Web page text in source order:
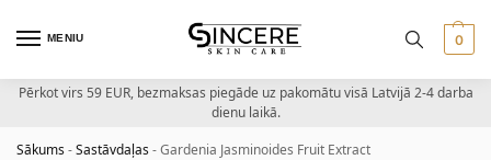
MENIU 0
Pērkot virs 59 EUR, bezmaksas piegāde uz pakomātu visā Latvijā 2-4 darba
dienu laikā.
Sākums-Sastāvdaļas-Gardenia Jasminoides Fruit Extract